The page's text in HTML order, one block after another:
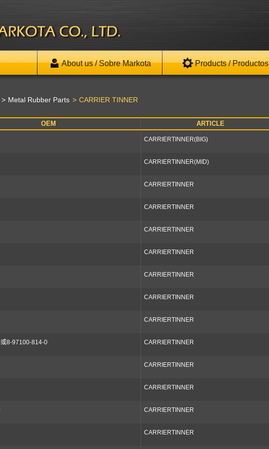
About us / Sobre Markota Products / Productos
Metal Rubber Parts CARRIER TINNER
OEM ARTICLE
CARRIERTINNER(BIG)
CARRIERTINNER(MID)
CARRIERTINNER
CARRIERTINNER
CARRIERTINNER
CARRIERTINNER
CARRIERTINNER
CARRIERTINNER
CARRIERTINNER
8-97100-814-0 CARRIERTINNER
CARRIERTINNER
CARRIERTINNER
CARRIERTINNER
CARRIERTINNER